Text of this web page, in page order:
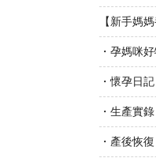
【新手媽
・孕媽咪
・懷孕日記
・生產實錄
・產後恢復